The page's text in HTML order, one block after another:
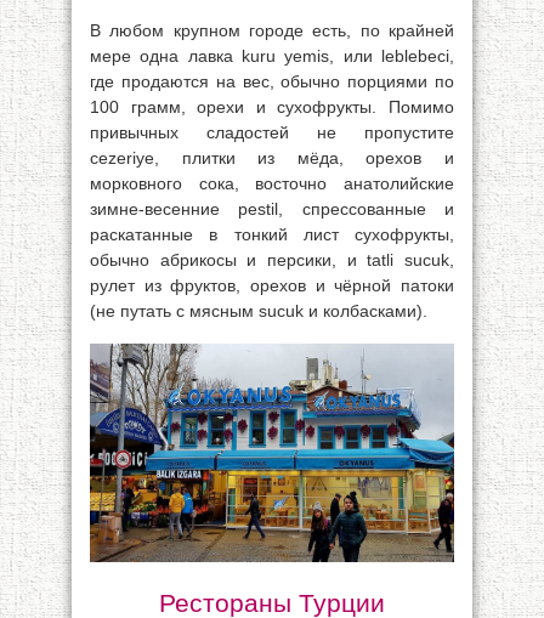
В любом крупном городе есть, по крайней
мере одна лавка kuru yemis, или leblebeci,
где продаются на вес, обычно порциями по
100 грамм, орехи и сухофрукты. Помимо
привычных сладостей не пропустите
cezeriye, плитки из мёда, орехов и
морковного сока, восточно анатолийские
зимне-весенние pestil, спрессованные и
раскатанные в тонкий лист сухофрукты,
обычно абрикосы и персики, и tatli sucuk,
рулет из фруктов, орехов и чёрной патоки
(не путать с мясным sucuk и колбасками).
Рестораны Турции